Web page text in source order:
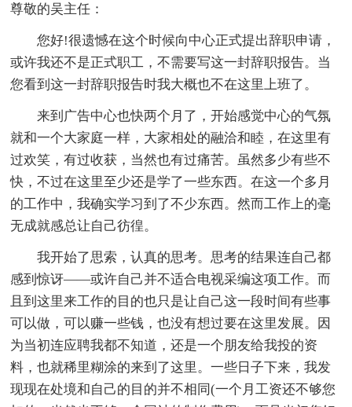
尊敬的吴主任：
您好!很遗憾在这个时候向中心正式提出辞职申请，
或许我还不是正式职工，不需要写这一封辞职报告。当
您看到这一封辞职报告时我大概也不在这里上班了。
来到广告中心也快两个月了，开始感觉中心的气氛
就和一个大家庭一样，大家相处的融洽和睦，在这里有
过欢笑，有过收获，当然也有过痛苦。虽然多少有些不
快，不过在这里至少还是学了一些东西。在这一个多月
的工作中，我确实学习到了不少东西。然而工作上的毫
无成就感总让自己彷徨。
我开始了思索，认真的思考。思考的结果连自己都
感到惊讶――或许自己并不适合电视采编这项工作。而
且到这里来工作的目的也只是让自己这一段时间有些事
可以做，可以赚一些钱，也没有想过要在这里发展。因
为当初连应聘我都不知道，还是一个朋友给我投的资
料，也就稀里糊涂的来到了这里。一些日子下来，我发
现现在处境和自己的目的并不相同(一个月工资还不够您